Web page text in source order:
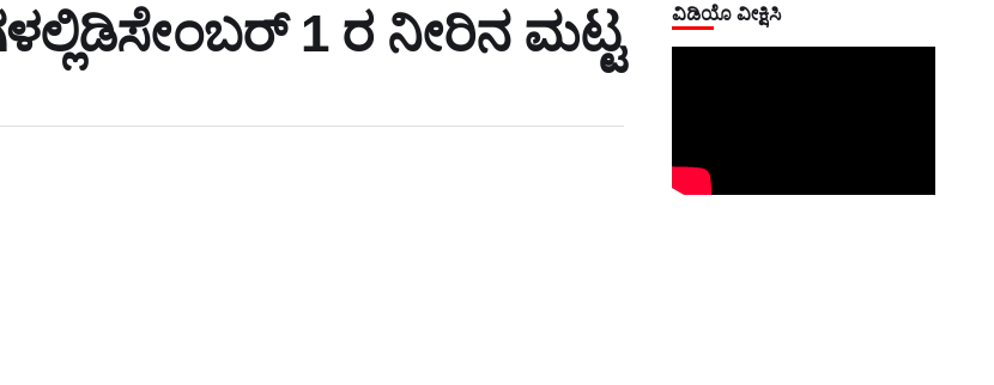
1 ರ ನೀರಿನ ಮಟ್ಟ ವಿಡಿಯೊ ವೀಕ್ಷಿಸಿ